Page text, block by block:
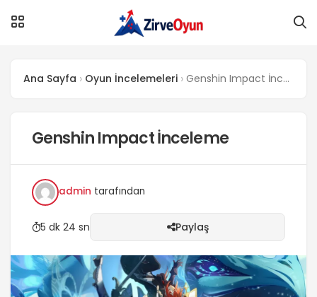
Ana Sayfa Oyun İncelemeleri Genshin Impact İnceleme
Genshin Impact İnceleme
admin tarafından
5 dk 24 sn Paylaş